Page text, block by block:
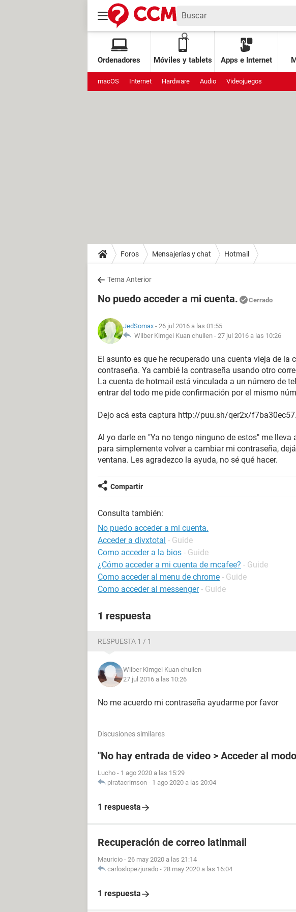
Ordenadores Móviles y tablets Apps e Internet
macOS Internet Hardware Audio Videojuegos
Foros Mensajerías y chat Hotmail
Tema Anterior
No puedo acceder a mi cuenta. Cerrado
JedSomax - 26 jul 2016 a las 01:55
Wilber Kimgei Kuan chullen - 27 jul 2016 a las 10:26
El asunto es que he recuperado una cuenta vieja de la
contraseña. Ya cambié la contraseña usando otro
La cuenta de hotmail está vinculada a un número de
entrar del todo me pide confirmación por el mismo
Dejo acá esta captura http://puu.sh/qer2x/
Al yo darle en "Ya no tengo ninguno de estos" me
para simplemente volver a cambiar mi contraseña,
ventana. Les agradezco la ayuda, no sé qué hacer.
Compartir
Consulta también:
No puedo acceder a mi cuenta.
Acceder a divxtotal - Guide
Como acceder a la bios - Guide
¿Cómo acceder a mi cuenta de mcafee? - Guide
Como acceder al menu de chrome - Guide
Como acceder al messenger - Guide
1 respuesta
RESPUESTA 1 / 1
Wilber Kimgei Kuan chullen
27 jul 2016 a las 10:26
No me acuerdo mi contraseña ayudarme por favor
Discusiones similares
"No hay entrada de video > Acceder al
Lucho - 1 ago 2020 a las 15:29
piratacrimson - 1 ago 2020 a las 20:04
1 respuesta
Recuperación de correo latinmail
Mauricio - 26 may 2020 a las 21:14
carloslopezjurado - 28 may 2020 a las 16:04
1 respuesta